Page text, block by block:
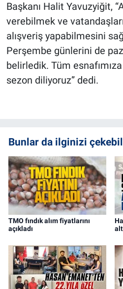
Başkanı Halit Yavuzyiğit,
verebilmek ve
alışveriş yapabilmesini
Perşembe günlerini de
belirledik. Tüm
sezon diliyoruz” dedi.
Bunlar da ilginizi
TMO fındık alım fiyatlarını
açıkladı